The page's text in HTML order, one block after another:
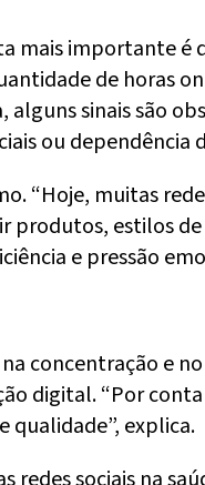
importante é
de
sinais são
ou dependência
“Hoje, muitas
produtos, estilos
e pressão
concentração e
digital. “Por
qualidade”, explica.